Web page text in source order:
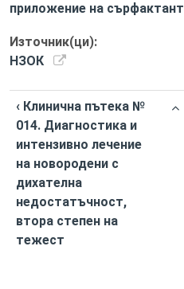
приложение на сърфактант
Източник(ци):
НЗОК
‹ Клинична пътека №
014. Диагностика и
интензивно лечение
на новородени с
дихателна
недостатъчност,
втора степен на
тежест